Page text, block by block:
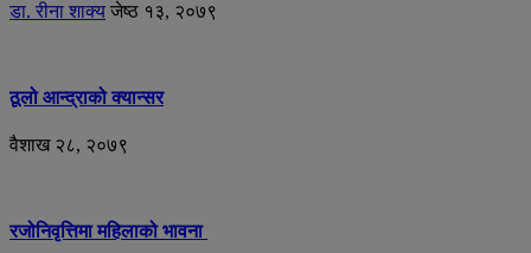
डा. रीना शाक्य जेष्ठ १३, २०७९
ठूलो आन्द्राको क्यान्सर
वैशाख २८, २०७९
रजोनिवृत्तिमा महिलाको भावना